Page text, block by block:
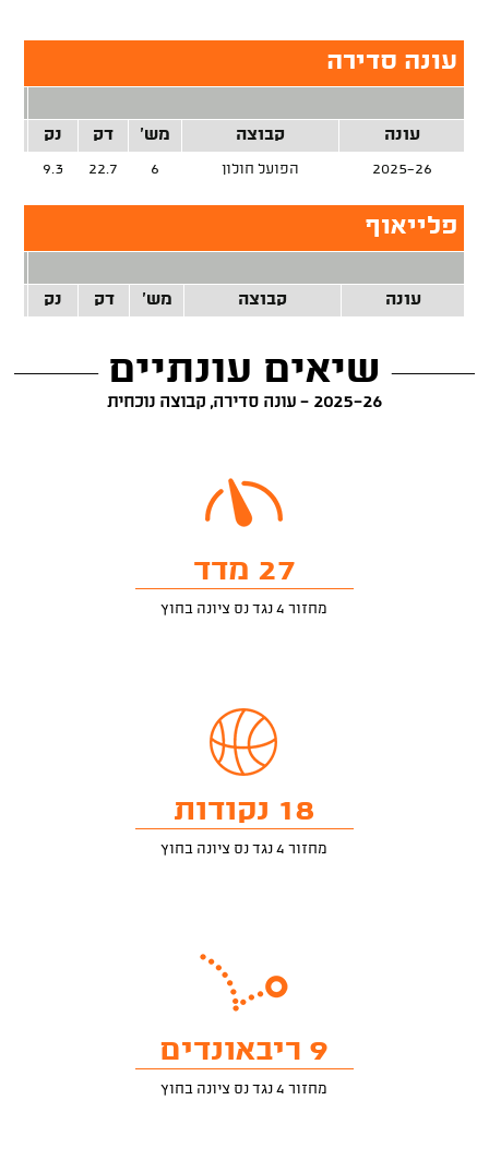
עונה סדירה
עונה
קבוצה מש' דק נק
2025-26 הפועל חולון 6
22.7
9.3
פלייאוף
עונה
קבוצה מש' דק נק
שיאים עונתיים
2025-26 - עונה סדירה, קבוצה נוכחית
27 מדד
מחזור 4 נגד נס ציונה בחוץ
18 נקודות
מחזור 4 נגד נס ציונה בחוץ
9 ריבאונדים
מחזור 4 נגד נס ציונה בחוץ